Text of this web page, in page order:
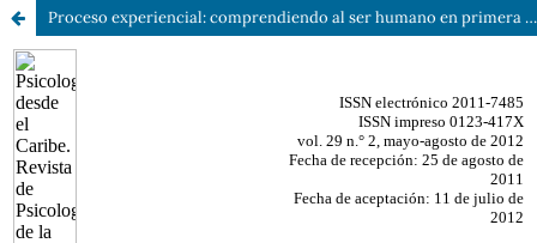
Proceso experiencial: comprendiendo al ser humano en primera persona